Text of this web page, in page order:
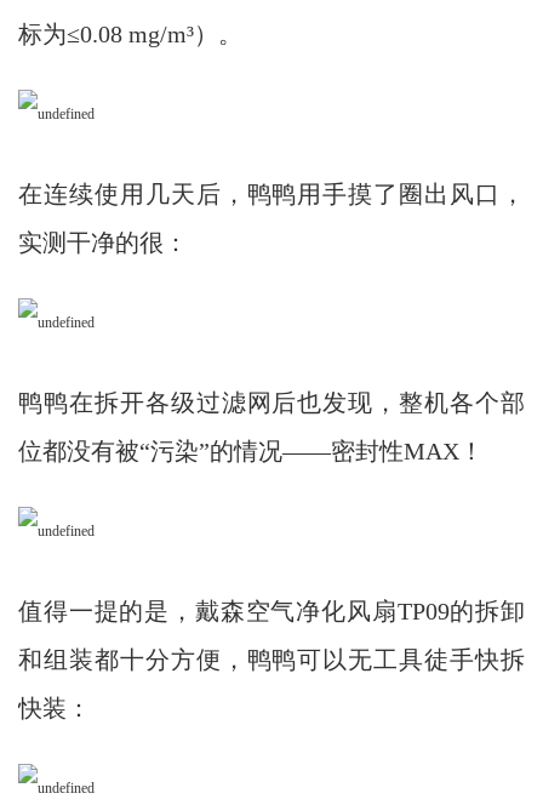
标为≤0.08 mg/m³）。
在连续使用几天后，鸭鸭用手摸了圈出风口，
实测干净的很：
鸭鸭在拆开各级过滤网后也发现，整机各个部
位都没有被“污染”的情况——密封性MAX！
值得一提的是，戴森空气净化风扇TP09的拆卸
和组装都十分方便，鸭鸭可以无工具徒手快拆
快装：